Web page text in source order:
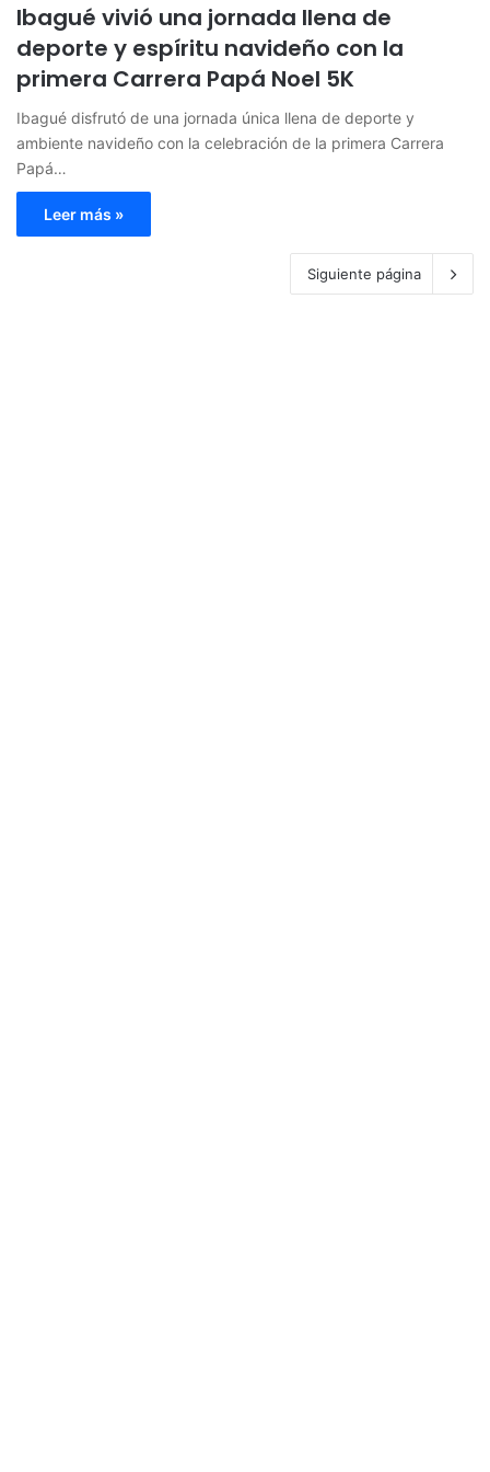
Ibagué vivió una jornada llena de
deporte y espíritu navideño con la
primera Carrera Papá Noel 5K
Ibagué disfrutó de una jornada única llena de deporte y
ambiente navideño con la celebración de la primera Carrera
Papá…
Leer más »
Siguiente página